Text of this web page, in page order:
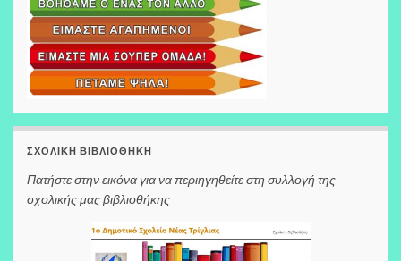
ΣΧΟΛΙΚΉ ΒΙΒΛΙΟΘΉΚΗ
Πατήστε στην εικόνα για να περιηγηθείτε στη συλλογή της
σχολικής μας βιβλιοθήκης